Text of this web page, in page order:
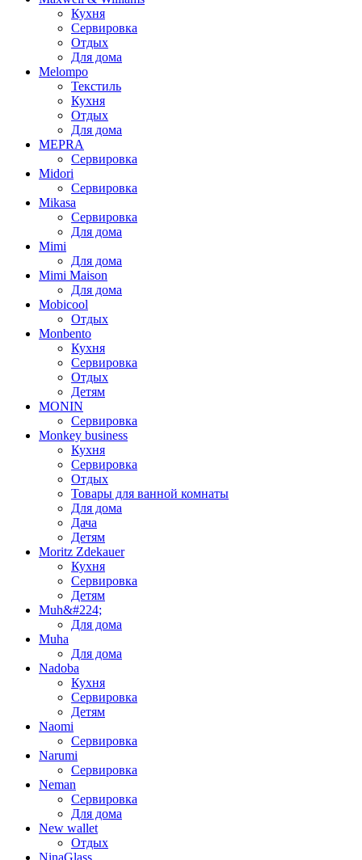
Кухня
Сервировка
Отдых
Для дома
Melompo
Текстиль
Кухня
Отдых
Для дома
MEPRA
Сервировка
Midori
Сервировка
Mikasa
Сервировка
Для дома
Mimi
Для дома
Mimi Maison
Для дома
Mobicool
Отдых
Monbento
Кухня
Сервировка
Отдых
Детям
MONIN
Сервировка
Monkey business
Кухня
Сервировка
Отдых
Товары для ванной комнаты
Для дома
Дача
Детям
Moritz Zdekauer
Кухня
Сервировка
Детям
Muh&#224;
Для дома
Muha
Для дома
Nadoba
Кухня
Сервировка
Детям
Naomi
Сервировка
Narumi
Сервировка
Neman
Сервировка
Для дома
New wallet
Отдых